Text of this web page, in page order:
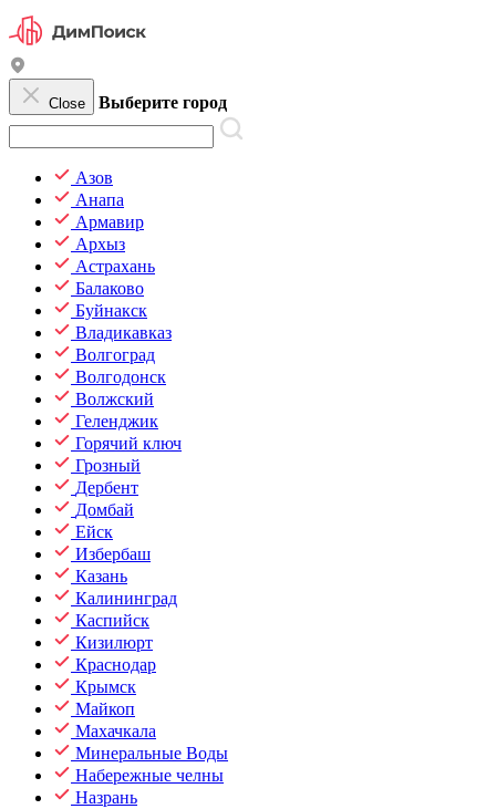
Close Выберите город
Азов
Анапа
Армавир
Архыз
Астрахань
Балаково
Буйнакск
Владикавказ
Волгоград
Волгодонск
Волжский
Геленджик
Горячий ключ
Грозный
Дербент
Домбай
Ейск
Избербаш
Казань
Калининград
Каспийск
Кизилюрт
Краснодар
Крымск
Майкоп
Махачкала
Минеральные Воды
Набережные челны
Назрань